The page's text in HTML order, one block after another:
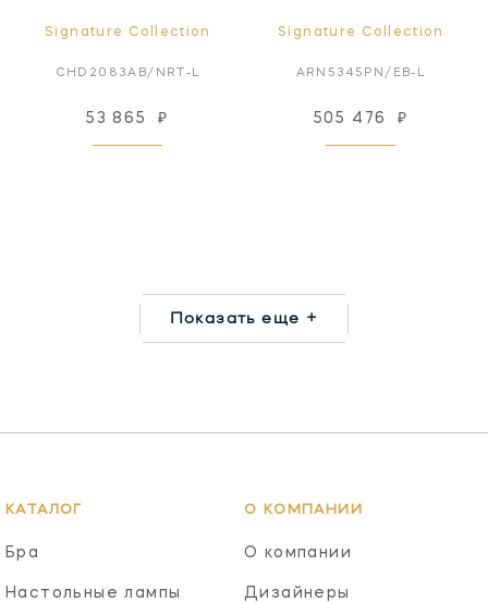
Signature Collection
CHD2083AB/NRT-L
53 865 ₽
Signature Collection
ARN5345PN/EB-L
505 476 ₽
Показать еще +
КАТАЛОГ
Бра
Настольные лампы
О КОМПАНИИ
О компании
Дизайнеры